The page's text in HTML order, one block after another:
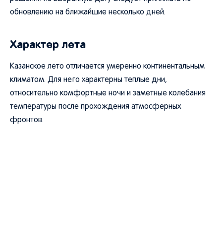
обновлению на ближайшие несколько дней.
Характер лета
Казанское лето отличается умеренно континентальным
климатом. Для него характерны теплые дни,
относительно комфортные ночи и заметные колебания
температуры после прохождения атмосферных
фронтов.